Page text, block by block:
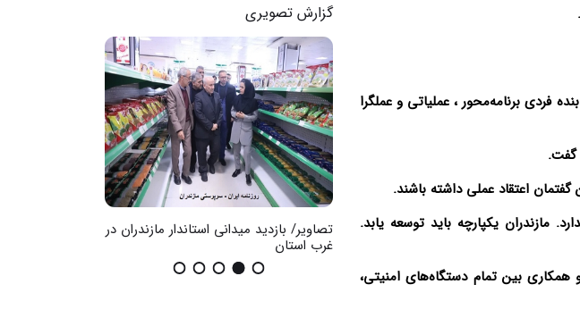
فردی برنامه‌محور ، عملیاتی و عملگرا
گفت.
اعتقاد عملی داشته باشند.
مازندران یکپارچه باید توسعه یابد.
بین تمام دستگاه‌های امنیتی،
گزارش تصویری
تصاویر / مراسم احیای ماه رمضان در تصاویر/ بازدید میدانی استاندار مازندران در
غرب استان